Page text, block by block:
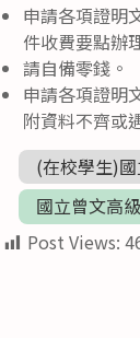
申請各項證明
件收費要點辦
請自備零錢。
申請各項證明
附資料不齊或
(在校學生)
國立曾文高
Post Views: